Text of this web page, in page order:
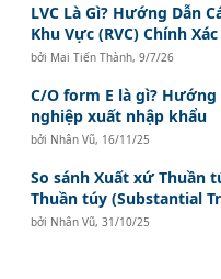
LVC Là Gì? Hướng Dẫn
Khu Vực (RVC) Chính
bởi Mai Tiến Thành,9/7/26
C/O form E là gì?
nghiệp xuất nhập khẩu
bởi Nhân Vũ, 16/11/25
So sánh Xuất xứ Thuần
Thuần túy (Substantial
bởi Nhân Vũ,31/10/25